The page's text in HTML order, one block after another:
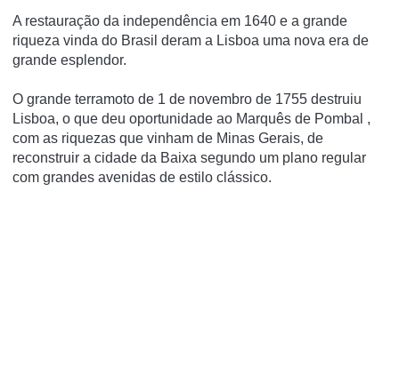
A restauração da independência em 1640 e a grande
riqueza vinda do Brasil deram a Lisboa uma nova era de
grande esplendor.
O grande terramoto de 1 de novembro de 1755 destruiu
Lisboa, o que deu oportunidade ao Marquês de Pombal ,
com as riquezas que vinham de Minas Gerais, de
reconstruir a cidade da Baixa segundo um plano regular
com grandes avenidas de estilo clássico.